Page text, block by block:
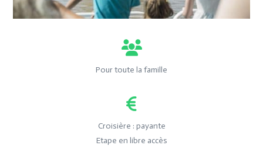
Pour toute la famille
Croisière : payante
Etape en libre accès